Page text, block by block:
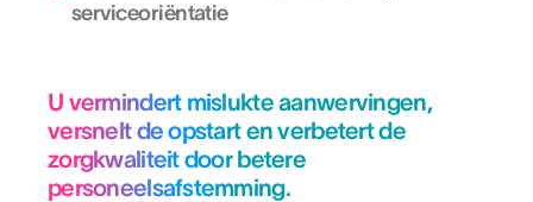
serviceoriëntatie
U vermindert mislukte aanwervingen,
versnelt de opstart en verbetert de
zorgkwaliteit door betere
personeelsafstemming.